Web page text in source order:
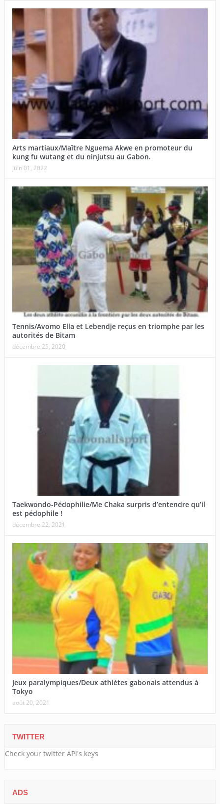
Arts martiaux/Maître Nguema Akwe en promoteur du
kung fu wutang et du ninjutsu au Gabon.
juin 01, 2022
Tennis/Avomo Ella et Lebendje reçus en triomphe par les
autorités de Bitam
décembre 25, 2020
Taekwondo-Pédophilie/Me Chaka surpris d’entendre qu’il
est pédophile !
décembre 22, 2021
Jeux paralympiques/Deux athlètes gabonais attendus à
Tokyo
août 20, 2021
TWITTER
Check your twitter API's keys
ADS